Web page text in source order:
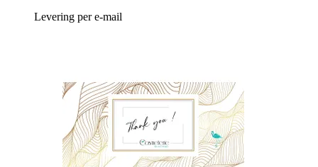
Levering per e-mail